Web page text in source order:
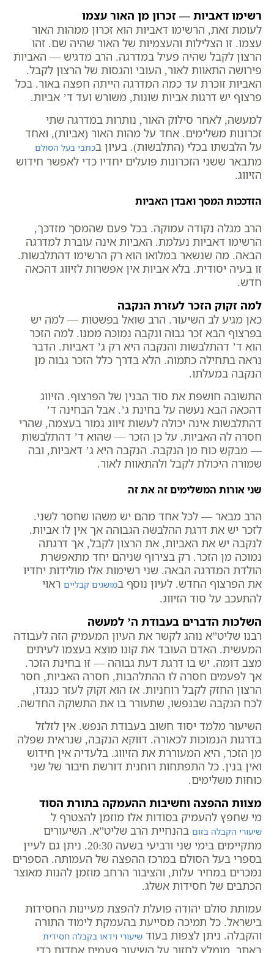
רשימו דאביות — זכרון מן האור עצמו
לעומת זאת, הרשימו דאביות הוא זכרון ממהות האור
עצמו. זו הצלילות והעצמיות של האור שהיה שם. זהו
הרצון לקבל שהיה פעיל במדרגה. הרב מדגיש — האביות
פירושה התאוות לאור, העובי והגסות של הרצון לקבל.
האביות זוכרת עד כמה המדרגה הייתה חפצה באור. בכל
פרצוף יש דרגות אביות שונות, משורש ועד ד’ אביות.
למעשה, לאחר סילוק האור, נותרות במדרגה שתי
זכרונות משלימים. אחד על מהות האור (אביות), ואחד
על הלבשתו בכלי (התלבשות). בעיון בכתבי בעל הסולם
מתבאר ששני הזכרונות פועלים יחדיו כדי לאפשר חידוש
הזיווג.
הזדככות המסך ואבדן האביות
הרב מגלה נקודה עמוקה. בכל פעם שהמסך מזדכך,
הרשימו דאביות נעלמת. האביות אינה עוברת למדרגה
הבאה. מה שנשאר במלואו הוא רק הרשימו דהתלבשות.
זו בעיה יסודית. בלא אביות אין אפשרות לזיווג דהכאה
חדש.
למה זקוק הזכר לעזרת הנקבה
כאן מגיע לב השיעור. הרב שואל בפשטות — למה יש
בפרצוף הבא זכר גבוה ונקבה נמוכה ממנו. למה הזכר
הוא ד’ דהתלבשות והנקבה היא רק ג’ דאביות. הדבר
נראה בתחילה כתמוה. הלא בדרך כלל הזכר גבוה מן
הנקבה במעלתו.
התשובה חושפת את סוד הבנין של הפרצוף. הזיווג
דהכאה הבא נעשה על בחינת ג’. אבל הבחינה ד’
דהתלבשות אינה יכולה לעשות זיווג גמור בעצמה, שהרי
חסרה לה האביות. על כן הזכר — שהוא ד’ דהתלבשות
— מבקש כוח מן הנקבה. הנקבה היא ג’ דאביות, ובה
שמורה היכולת לקבל ולהתאוות לאור.
שני אורות המשלימים זה את זה
הרב מבאר — לכל אחד מהם יש משהו שחסר לשני.
לזכר יש את דרגת ההלבשה הגבוהה אך אין לו אביות.
לנקבה יש את האביות, את הרצון לקבל, אך דרגתה
נמוכה מן הזכר. רק בצירוף שניהם יחד מתאפשרת
הולדת המדרגה הבאה. שני רשימות אלו מולידות יחדיו
את הפרצוף החדש. לעיון נוסף במושגים קבליים ראוי
להתעכב על סוד הזיווג.
השלכות הדברים בעבודת ה’ למעשה
רבנו שליט”א נוהג לקשר את העיון המעמיק הזה לעבודה
המעשית. האדם העובד את קונו מוצא בעצמו לעיתים
מצב דומה. יש בו דרגת דעת גבוהה — זו בחינת הזכר.
אך לפעמים חסרה לו ההתלהבות, חסרה האביות, חסר
הרצון החזק לקבל רוחניות. אז הוא זקוק לעזר כנגדו,
לכח הנקבה שבנפשו, שתעורר בו את התשוקה החדשה.
השיעור מלמד יסוד חשוב בעבודת הנפש. אין לזלזל
בדרגות הנמוכות לכאורה. דווקא הנקבה, שנראית שפלה
מן הזכר, היא המעוררת את הזיווג. בלעדיה אין חידוש
ואין בנין. כל התפתחות רוחנית דורשת חיבור של שני
כוחות משלימים.
מצוות ההפצה וחשיבות ההעמקה בתורת הסוד
מי שחפץ להעמיק בסודות אלו מוזמן להצטרף ל
שיעורי הקבלה בזום בהנחיית הרב שליט”א. השיעורים
מתקיימים בימי שני ורביעי בשעה 20:30. ניתן גם לעיין
בספרי בעל הסולם במרכז ההפצה של העמותה. הספרים
נמכרים במחיר עלות, והציבור הרחב מוזמן להנות מאוצר
הכתבים של חסידות אשלג.
עמותת סולם יהודה פועלת להפצת מעיינות החסידות
בישראל. כל תמיכה מסייעת בהעמקת לימוד התורה
והקבלה. ניתן לצפות בעוד שיעורי וידאו בקבלה חסידית
באתר. מומלץ לחזור על השיעור פעמים אחדות כדי